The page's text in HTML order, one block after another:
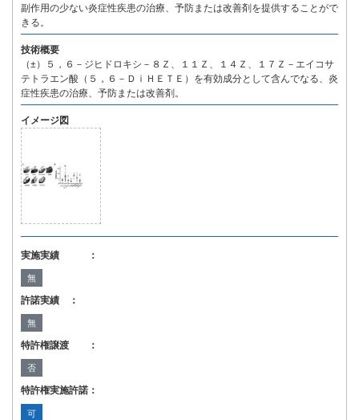
副作用の少ない炎症性疾患の治療、予防または改善剤を提供することがで
きる。
技術概要
（±）５，６－ジヒドロキシ－８Ｚ、１１Ｚ、１４Ｚ、１７Ｚ－エイコサ
テトラエン酸（５，６－ＤｉＨＥＴＥ）を有効成分として含んでなる、炎
症性疾患の治療、予防または改善剤。
イメージ図
実施実績 ：
無
許諾実績 ：
無
特許権譲渡 ：
否
特許権実施許諾：
可